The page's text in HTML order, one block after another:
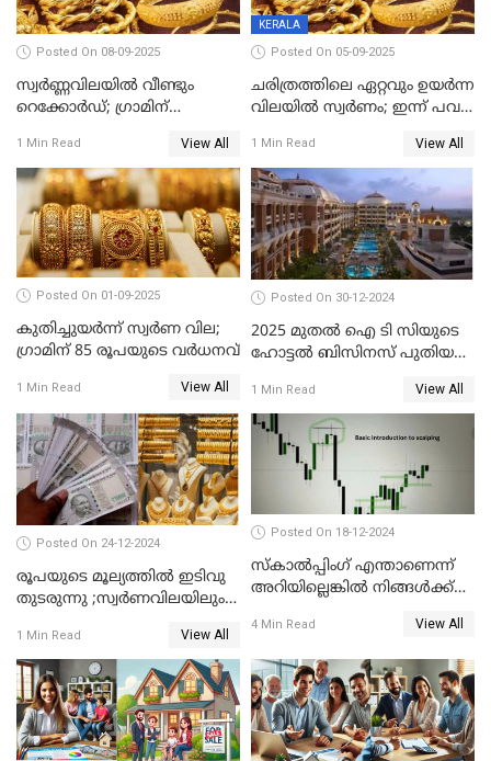
Posted On 08-09-2025
സ്വർണ്ണവിലയിൽ വീണ്ടും
റെക്കോർഡ്; ഗ്രാമിന്
രൂപ മാത്രം കുറവ്
1 Min Read View All
KERALA
Posted On 05-09-2025
ചരിത്രത്തിലെ ഏറ്റവും ഉയർന്ന
വിലയിൽ സ്വർണം; ഇന്ന് പവന്
1 Min Read View All
Posted On 01-09-2025
കുതിച്ചുയർന്ന് സ്വർണ വില;
ഗ്രാമിന് 85 രൂപയുടെ വർധനവ്
1 Min Read View All
Posted On 30-12-2024
2025 മുതൽ ഐ ടി സിയുടെ
ഹോട്ടൽ ബിസിനസ് പുതിയ
ഉടമകൾ അറിയേണ്ട
കാര്യങ്ങൾ
1 Min Read View All
Posted On 24-12-2024
രൂപയുടെ മൂല്യത്തില്‍ ഇടിവു
തുടരുന്നു ;സ്വര്‍ണവിലയിലും
1 Min Read View All
Posted On 18-12-2024
സ്കാൽപ്പിംഗ് എന്താണെന്ന്
അറിയില്ലെങ്കിൽ നിങ്ങൾക്ക്
4 Min Read View All